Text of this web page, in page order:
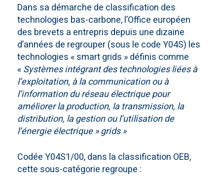
Dans sa démarche de classification des
technologies bas-carbone, l’Office européen
des brevets a entrepris depuis une dizaine
d’années de regrouper (sous le code Y04S) les
technologies « smart grids » définis comme
«Systèmes intégrant des technologies liées à
l’exploitation, à la communication ou à
l’information du réseau électrique pour
améliorer la production, la transmission, la
distribution, la gestion ou l’utilisation de
l’énergie électrique » grids »
Codée Y04S1/00, dans la classification OEB,
cette sous-catégorie regroupe :